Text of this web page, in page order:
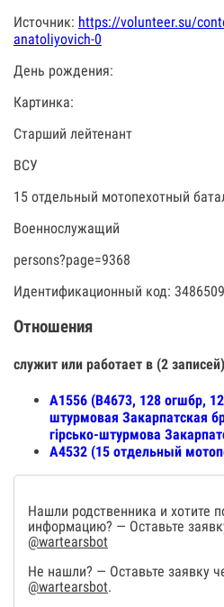
Источник: https://volunteer.su/
anatoliyovich-0
День рождения:
Картинка:
Старший лейтенант
ВСУ
15 отдельный мотопехотный
Военнослужащий
persons?page=9368
Идентификационный код:
Отношения
служит или работает в (2 записей)
А1556 (В4673, 128 огшбр,
штурмовая Закарпатская
гірсько-штурмова
А4532 (15 отдельный
Нашли родственника и хотите
информацию? — Оставьте
@wartearsbot
Не нашли? — Оставьте заявку
@wartearsbot.